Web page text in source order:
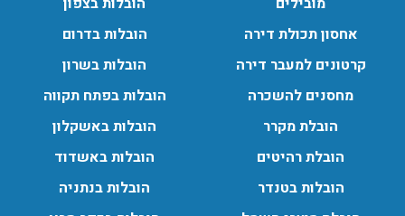
אחסון תכולת דירה
קרטונים למעבר דירה
מחסנים להשכרה
הובלת מקרר
הובלת רהיטים
הובלות בטנדר
הובלות בדרום
הובלות בשרון
הובלות בפתח תקווה
הובלות באשקלון
הובלות באשדוד
הובלות בנתניה